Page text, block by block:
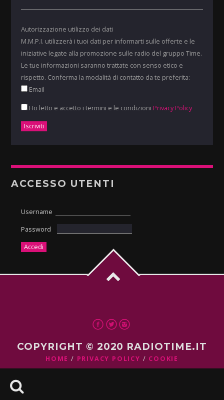
Autorizzazione utilizzo dei dati
M.M.P.I. utilizzerà i tuoi dati per informarti sulle offerte e le
iniziative legate alla promozione sulle radio del gruppo Time.
Le tue informazioni saranno trattate con senso etico e
rispetto. Conferma la modalità di contatto da te preferita:
Email
Ho letto e accetto i termini e le condizioni Privacy Policy
ACCESSO UTENTI
Username
Password
COPYRIGHT © 2020 RADIOTIME.IT
HOME PRIVACY POLICY COOKIE